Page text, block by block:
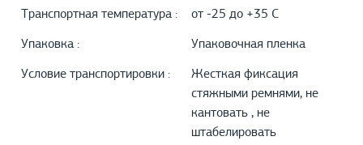
Транспортная температура : от -25 до +35 С
Упаковка : Упаковочная пленка
Условие транспортировки :
Жесткая фиксация
стяжными ремнями, не
кантовать , не
штабелировать